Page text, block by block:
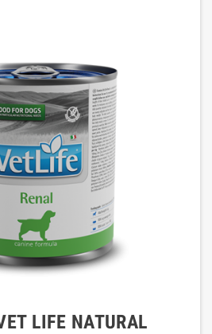
LIFE NATURAL